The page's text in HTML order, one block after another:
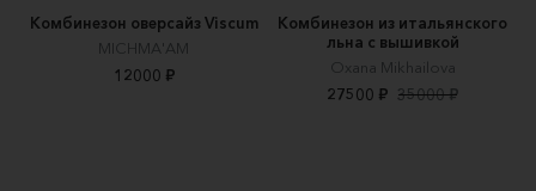
Комбинезон оверсайз Viscum
MICHMA'AM
12000 ₽
Комбинезон из итальянского
льна с вышивкой
Oxana Mikhailova
27500 ₽ 35000 ₽